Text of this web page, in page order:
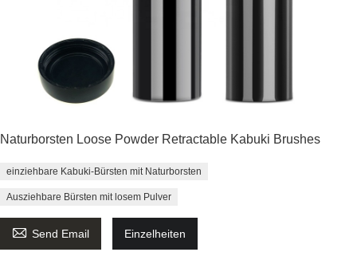
Naturborsten Loose Powder Retractable Kabuki Brushes
einziehbare Kabuki-Bürsten mit Naturborsten
Ausziehbare Bürsten mit losem Pulver
 Send Email Einzelheiten